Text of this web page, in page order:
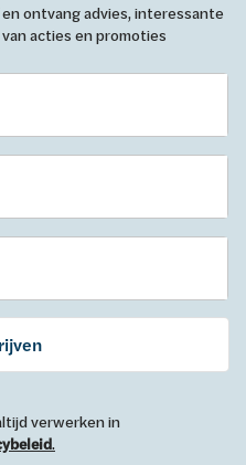
ontvang advies, interessante
acties en promoties
verwerken in
.